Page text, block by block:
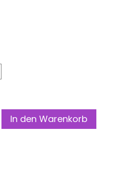
In den Warenkorb